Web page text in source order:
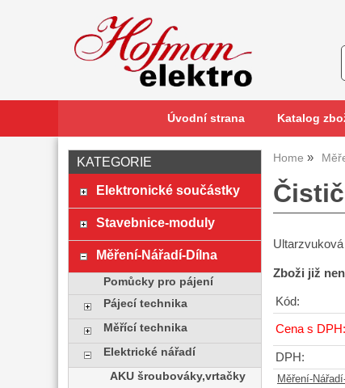
Úvodní strana Katalog
Home
Zboži již
Kód:
Cena s DPH:
DPH:
Měření-
KATEGORIE
Elektronické součástky
Stavebnice-moduly
Měření-Nářadí-Dílna
Pomůcky pro pájení
Pájecí technika
Měřící technika
Elektrické nářadí
AKU šroubováky,vrtačky